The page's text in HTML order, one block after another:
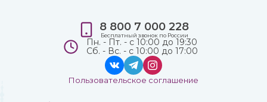
8 800 7 000 228
Бесплатный звонок по России
Пн. - Пт. - с 10:00 до 19:30
Сб. - Вс. - с 10:00 до 17:00
Пользовательское соглашение